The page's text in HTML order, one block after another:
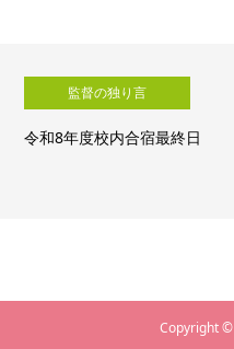
Copyright ©